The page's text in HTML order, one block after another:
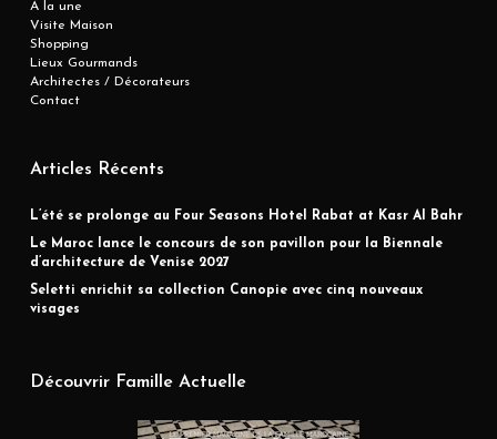
A la une
Visite Maison
Shopping
Lieux Gourmands
Architectes / Décorateurs
Contact
Articles Récents
L’été se prolonge au Four Seasons Hotel Rabat at Kasr Al Bahr
Le Maroc lance le concours de son pavillon pour la Biennale
d’architecture de Venise 2027
Seletti enrichit sa collection Canopie avec cinq nouveaux
visages
Découvrir Famille Actuelle